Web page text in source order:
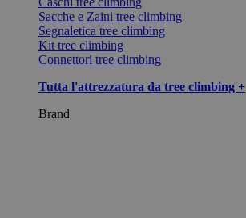
Sacche e Zaini tree climbing
Segnaletica tree climbing
Kit tree climbing
Connettori tree climbing
Tutta l'attrezzatura da tree climbing +
Brand